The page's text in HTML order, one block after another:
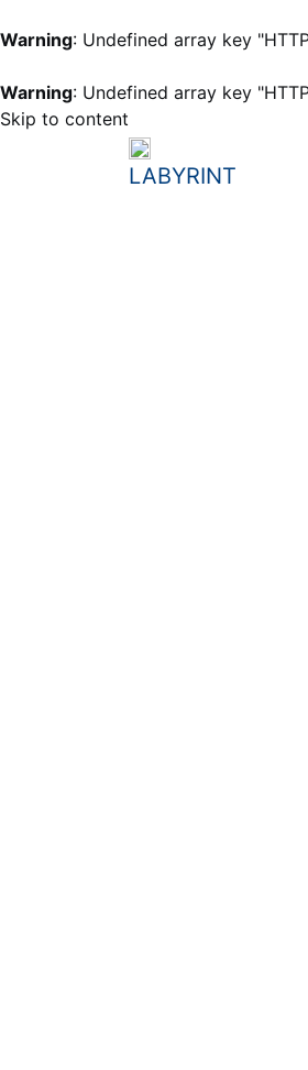
Warning: Undefined array key
Warning: Undefined array key
Skip to content
LABYRINT